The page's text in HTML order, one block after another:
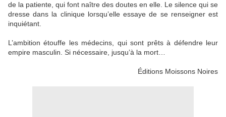
de la patiente, qui font naître des doutes en elle. Le silence qui se
dresse dans la clinique lorsqu’elle essaye de se renseigner est
inquiétant.
L’ambition étouffe les médecins, qui sont prêts à défendre leur
empire masculin. Si nécessaire, jusqu’à la mort…
Éditions Moissons Noires